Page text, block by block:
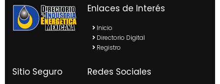
Enlaces de Interés
Inicio
Directorio Digital
Registro
Sitio Seguro Redes Sociales